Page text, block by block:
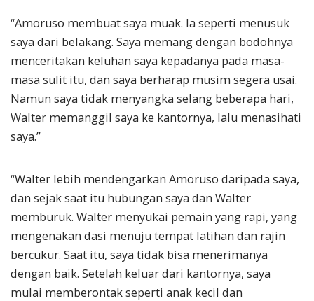
“Amoruso membuat saya muak. Ia seperti menusuk
saya dari belakang. Saya memang dengan bodohnya
menceritakan keluhan saya kepadanya pada masa-
masa sulit itu, dan saya berharap musim segera usai.
Namun saya tidak menyangka selang beberapa hari,
Walter memanggil saya ke kantornya, lalu menasihati
saya.”
“Walter lebih mendengarkan Amoruso daripada saya,
dan sejak saat itu hubungan saya dan Walter
memburuk. Walter menyukai pemain yang rapi, yang
mengenakan dasi menuju tempat latihan dan rajin
bercukur. Saat itu, saya tidak bisa menerimanya
dengan baik. Setelah keluar dari kantornya, saya
mulai memberontak seperti anak kecil dan